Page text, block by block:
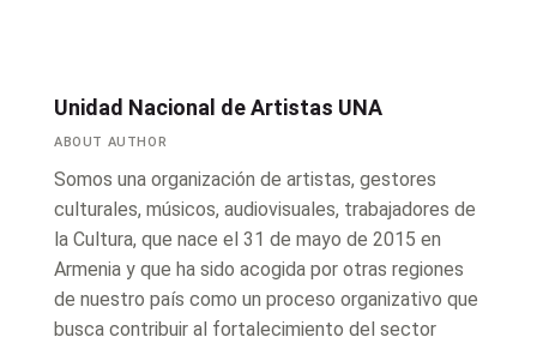
Unidad Nacional de Artistas UNA
ABOUT AUTHOR
Somos una organización de artistas, gestores
culturales, músicos, audiovisuales, trabajadores de
la Cultura, que nace el 31 de mayo de 2015 en
Armenia y que ha sido acogida por otras regiones
de nuestro país como un proceso organizativo que
busca contribuir al fortalecimiento del sector